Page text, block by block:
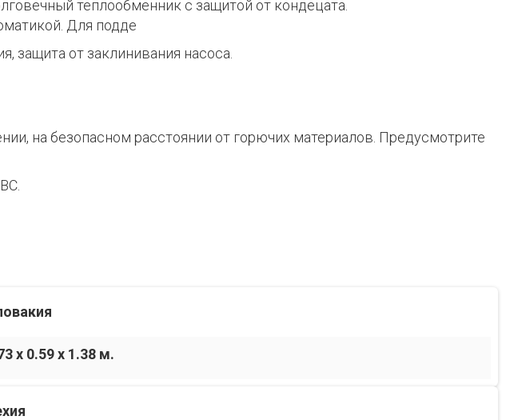
теплообменник с защитой от кондецата.
Для подде
защита от заклинивания насоса.
на безопасном расстоянии от горючих материалов. Предусмотрите
x 0.59 x 1.38 м.